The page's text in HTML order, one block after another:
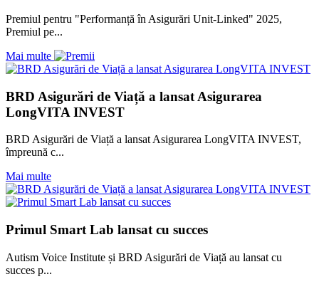
Premiul pentru "Performanță în Asigurări Unit-Linked" 2025,
Premiul pe...
Mai multe
BRD Asigurări de Viață a lansat Asigurarea
LongVITA INVEST
BRD Asigurări de Viață a lansat Asigurarea LongVITA INVEST,
împreună c...
Mai multe
Primul Smart Lab lansat cu succes
Autism Voice Institute și BRD Asigurări de Viață au lansat cu
succes p...